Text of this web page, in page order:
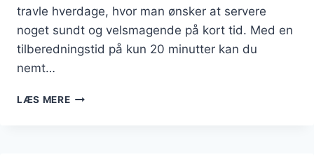
travle hverdage, hvor man ønsker at servere
noget sundt og velsmagende på kort tid. Med en
tilberedningstid på kun 20 minutter kan du
nemt…
LÆS MEREWOK